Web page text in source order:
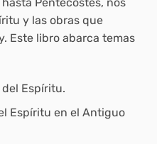
y las obras que
Este libro abarca temas
Espíritu.
Espíritu en el Antiguo